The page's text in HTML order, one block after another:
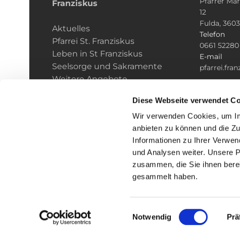
Diese Webseite verwendet
Wir verwenden Cookies, um
anbieten zu können und die
Informationen zu Ihrer
und Analysen weiter. Unsere
zusammen, die Sie ihnen
gesammelt haben.
Einwilligungsauswahl
Notwendig
Franziskus
Aktuelles
Pfarrei St. Franziskus
Leben in St Franziskus
Seelsorge und Sakramente
Weitere Angebote
12
Fulda,
Telefon
0661 52280
E-mail